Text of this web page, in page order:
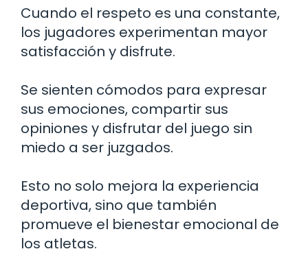
Cuando el respeto es una constante,
los jugadores experimentan mayor
satisfacción y disfrute.
Se sienten cómodos para expresar
sus emociones, compartir sus
opiniones y disfrutar del juego sin
miedo a ser juzgados.
Esto no solo mejora la experiencia
deportiva, sino que también
promueve el bienestar emocional de
los atletas.